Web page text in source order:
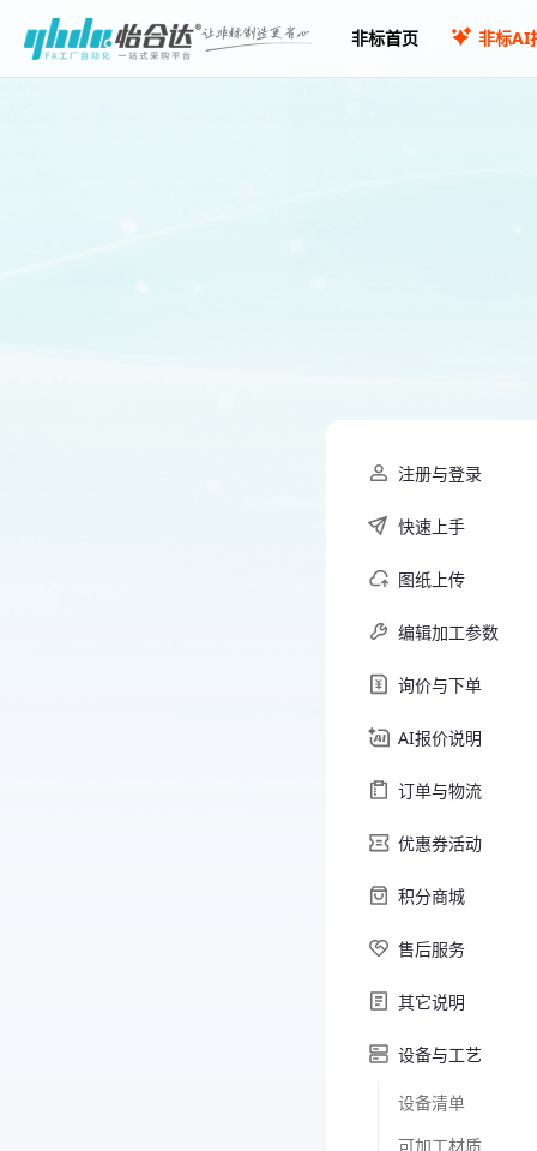
非标首页 非标AI
注册与登录
快速上手
图纸上传
编辑加工参数
询价与下单
AI报价说明
订单与物流
优惠券活动
积分商城
售后服务
其它说明
设备与工艺
设备清单
可加工材质